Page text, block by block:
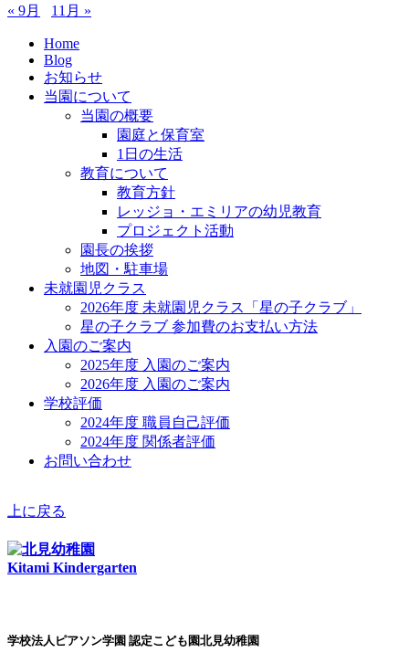
« 9月 11月 »
Home
Blog
お知らせ
当園について
当園の概要
園庭と保育室
1日の生活
教育について
教育方針
レッジョ・エミリアの幼児教育
プロジェクト活動
園長の挨拶
地図・駐車場
未就園児クラス
2026年度 未就園児クラス「星の子クラブ」
星の子クラブ 参加費のお支払い方法
入園のご案内
2025年度 入園のご案内
2026年度 入園のご案内
学校評価
2024年度 職員自己評価
2024年度 関係者評価
お問い合わせ
上に戻る
Kitami Kindergarten
学校法人ピアソン学園 認定こども園北見幼稚園